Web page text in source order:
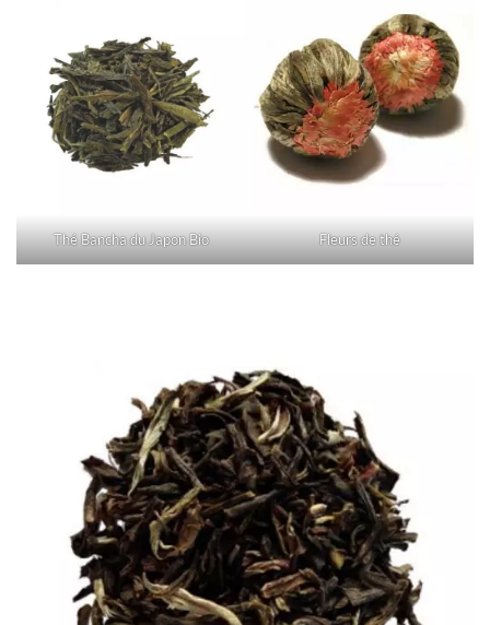
Thé Bancha du Japon Bio Fleurs de thé